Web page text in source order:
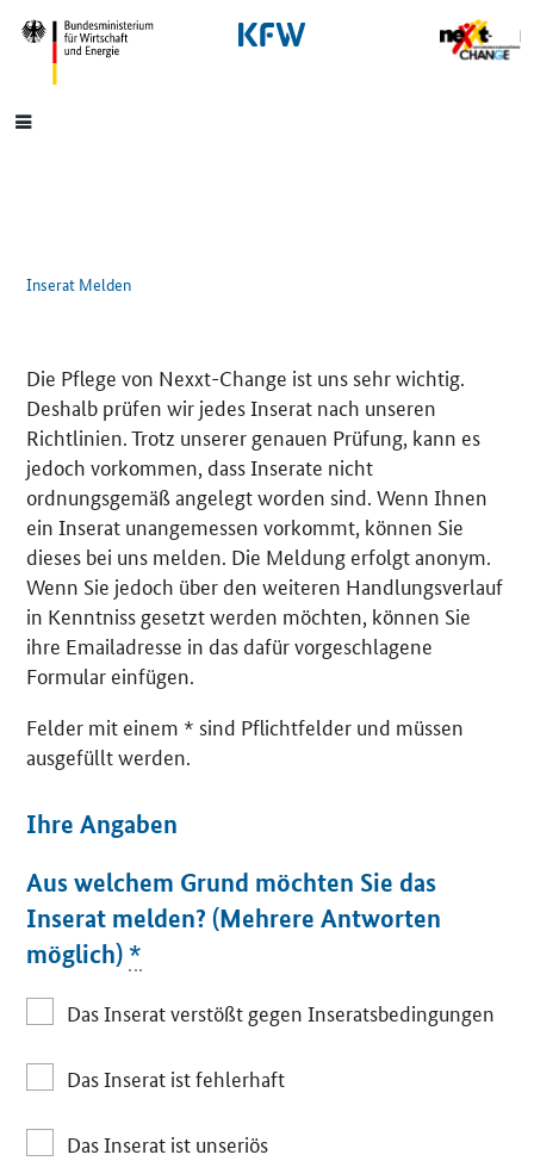
SrOnlyNavigation
Hauptmenü
Inserat Melden
Die Pflege von Nexxt-Change ist uns sehr wichtig.
Deshalb prüfen wir jedes Inserat nach unseren
Richtlinien. Trotz unserer genauen Prüfung, kann es
jedoch vorkommen, dass Inserate nicht
ordnungsgemäß angelegt worden sind. Wenn Ihnen
ein Inserat unangemessen vorkommt, können Sie
dieses bei uns melden. Die Meldung erfolgt anonym.
Wenn Sie jedoch über den weiteren Handlungsverlauf
in Kenntniss gesetzt werden möchten, können Sie
ihre Emailadresse in das dafür vorgeschlagene
Formular einfügen.
Felder mit einem * sind Pflichtfelder und müssen
ausgefüllt werden.
Ihre Angaben
Aus welchem Grund möchten Sie das
Inserat melden? (Mehrere Antworten
möglich) *
Das Inserat verstößt gegen Inseratsbedingungen
Das Inserat ist fehlerhaft
Das Inserat ist unseriös